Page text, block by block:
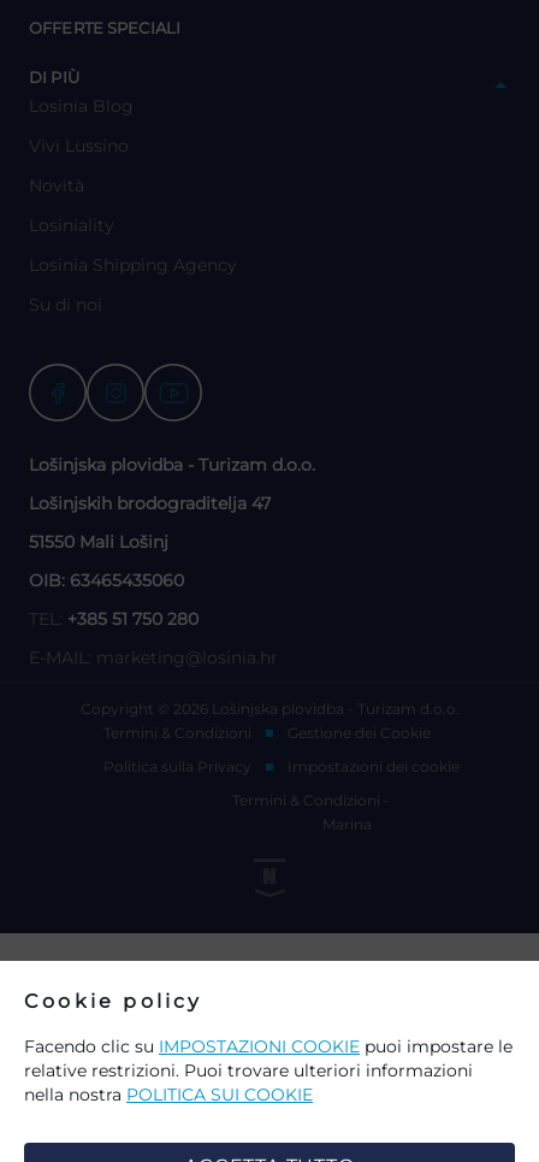
OFFERTE SPECIALI
DI PIÙ
Losinia Blog
Vivi Lussino
Novità
Losiniality
Losinia Shipping Agency
Su di noi
Lošinjska plovidba - Turizam d.o.o.
Lošinjskih brodograditelja 47
51550 Mali Lošinj
OIB: 63465435060
TEL: +385 51 750 280
E-MAIL: marketing@losinia.hr
Copyright © 2026 Lošinjska plovidba - Turizam d.o.o.
Termini & Condizioni
Gestione dei Cookie
Politica sulla Privacy
Impostazioni dei cookie
Termini & Condizioni -
Marina
Cookie policy
Facendo clic su IMPOSTAZIONI COOKIE puoi impostare le
relative restrizioni. Puoi trovare ulteriori informazioni
nella nostra POLITICA SUI COOKIE